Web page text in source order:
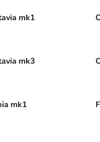
mk1
mk3
mk1